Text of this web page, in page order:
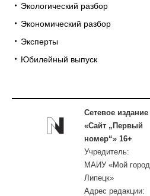
Экологический разбор
Экономический разбор
Эксперты
Юбилейный выпуск
Сетевое издание
«Сайт „Первый
номер“» 16+
Учредитель:
МАИУ «Мой город
Липецк»
Адрес редакции: